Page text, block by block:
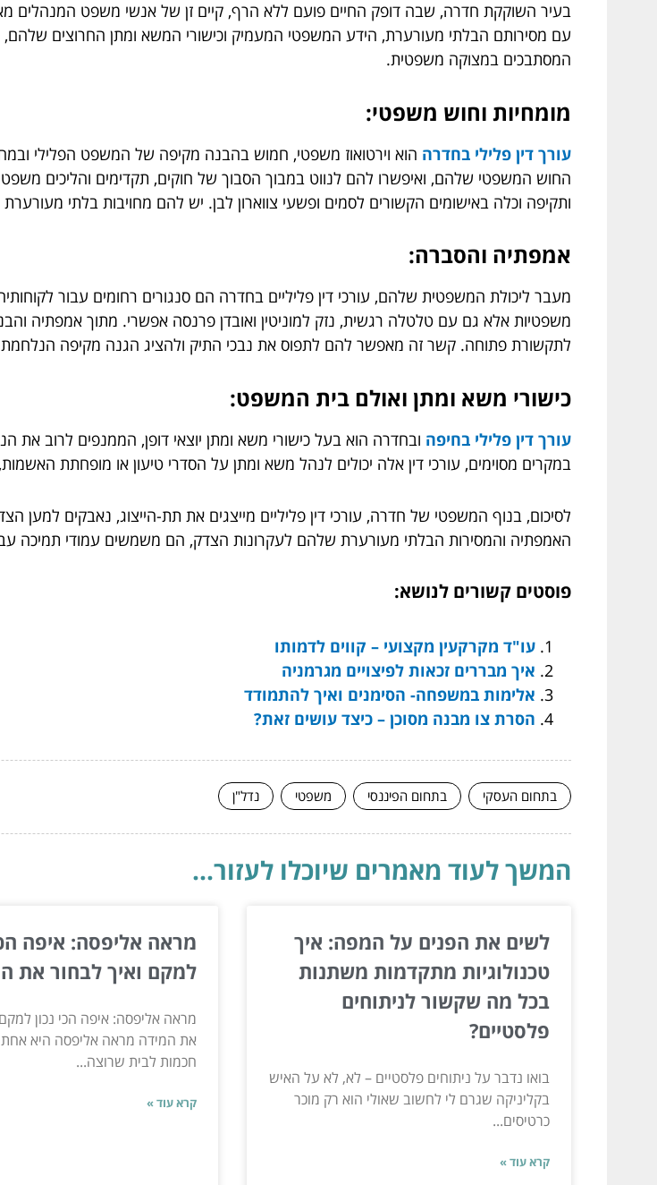
בעיר השוקקת חדרה, שבה דופק החיים פועם ללא הרף, קיים זן של אנשי משפט המנהלים
עם מסירותם הבלתי מעורערת, הידע המשפטי המעמיק וכישורי המשא ומתן החרוצים שלהם,
המסתבכים במצוקה משפטית.
מומחיות וחוש משפטי:
עורך דין פלילי בחדרה הוא וירטואוז משפטי, חמוש בהבנה מקיפה של המשפט הפלילי
החוש המשפטי שלהם, ואיפשרו להם לנווט במבוך הסבוך של חוקים, תקדימים והליכים
ותקיפה וכלה באישומים הקשורים לסמים ופשעי צווארון לבן. יש להם מחויבות בלתי
אמפתיה והסברה:
מעבר ליכולת המשפטית שלהם, עורכי דין פליליים בחדרה הם סנגורים רחומים עבור
משפטיות אלא גם עם טלטלה רגשית, נזק למוניטין ואובדן פרנסה אפשרי. מתוך אמפתיה
לתקשורת פתוחה. קשר זה מאפשר להם לתפוס את נבכי התיק ולהציג הגנה מקיפה הנלחמת
כישורי משא ומתן ואולם בית המשפט:
עורך דין פלילי בחיפה ובחדרה הוא בעל כישורי משא ומתן יוצאי דופן, הממנפים לרוב את
במקרים מסוימים, עורכי דין אלה יכולים לנהל משא ומתן על הסדרי טיעון או מופחתת
לסיכום, בנוף המשפטי של חדרה, עורכי דין פליליים מייצגים את תת-הייצוג, נאבקים למען
האמפתיה והמסירות הבלתי מעורערת שלהם לעקרונות הצדק, הם משמשים עמודי תמיכה
פוסטים קשורים לנושא:
עו"ד מקרקעין מקצועי – קווים לדמותו
איך מבררים זכאות לפיצויים מגרמניה
אלימות במשפחה- הסימנים ואיך להתמודד
הסרת צו מבנה מסוכן – כיצד עושים זאת?
בתחום העסקי בתחום הפיננסי משפטי נדל"ן
המשך לעוד מאמרים שיוכלו לעזור...
לשים את הפנים על המפה: איך
טכנולוגיות מתקדמות משתנות
בכל מה שקשור לניתוחים
פלסטיים?
בואו נדבר על ניתוחים פלסטיים – לא, לא על האיש
בקליניקה שגרם לי לחשוב שאולי הוא רק מוכר
כרטיסים...
קרא עוד »
מראה אליפסה: איפה
למקם ואיך לבחור את
מראה אליפסה: איפה הכי נכון
את המידה מראה אליפסה היא אחת
חכמות לבית שרוצה...
קרא עוד »